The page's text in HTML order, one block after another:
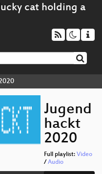
Jugend
hackt
2020
Full playlist: Video
/ Audio